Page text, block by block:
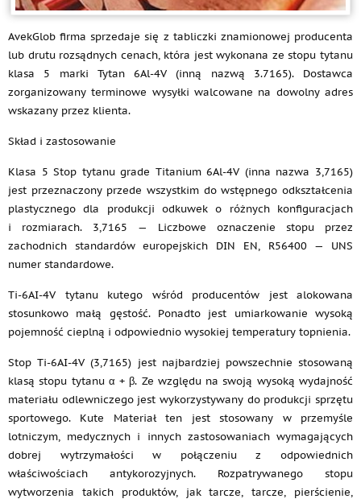
AvekGlob firma sprzedaje się z tabliczki znamionowej producenta
lub drutu rozsądnych cenach, która jest wykonana ze stopu tytanu
klasa 5 marki Tytan 6Al-4V (inną nazwą 3.7165). Dostawca
zorganizowany terminowe wysyłki walcowane na dowolny adres
wskazany przez klienta.
Skład i zastosowanie
Klasa 5 Stop tytanu grade Titanium 6Al-4V (inna nazwa 3,7165)
jest przeznaczony przede wszystkim do wstępnego odkształcenia
plastycznego dla produkcji odkuwek o różnych konfiguracjach
i rozmiarach. 3,7165 — Liczbowe oznaczenie stopu przez
zachodnich standardów europejskich DIN EN, R56400 — UNS
numer standardowe.
Ti-6AI-4V tytanu kutego wśród producentów jest alokowana
stosunkowo małą gęstość. Ponadto jest umiarkowanie wysoką
pojemność cieplną i odpowiednio wysokiej temperatury topnienia.
Stop Ti-6AI-4V (3,7165) jest najbardziej powszechnie stosowaną
klasą stopu tytanu α + β. Ze względu na swoją wysoką wydajność
materiału odlewniczego jest wykorzystywany do produkcji sprzętu
sportowego. Kute Materiał ten jest stosowany w przemyśle
lotniczym, medycznych i innych zastosowaniach wymagających
dobrej wytrzymałości w połączeniu z odpowiednich
właściwościach antykorozyjnych. Rozpatrywanego stopu
wytworzenia takich produktów, jak tarcze, tarcze, pierścienie,